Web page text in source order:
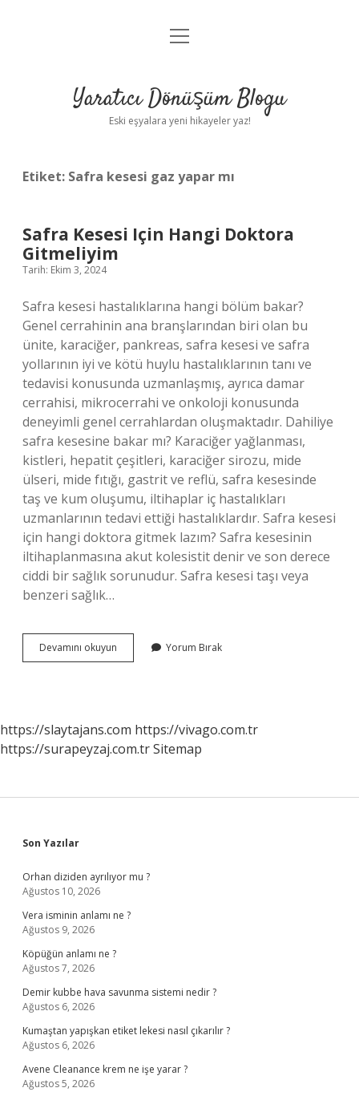
Anasayfa
Yasal Uyarı
menüyü
Yaratıcı Dönüşüm Blogu
Eski eşyalara yeni hikayeler yaz!
Etiket: Safra kesesi gaz yapar mı
Safra Kesesi Için Hangi Doktora
Gitmeliyim
Tarih: Ekim 3, 2024
Safra kesesi hastalıklarına hangi bölüm bakar?
Genel cerrahinin ana branşlarından biri olan bu
ünite, karaciğer, pankreas, safra kesesi ve safra
yollarının iyi ve kötü huylu hastalıklarının tanı ve
tedavisi konusunda uzmanlaşmış, ayrıca damar
cerrahisi, mikrocerrahi ve onkoloji konusunda
deneyimli genel cerrahlardan oluşmaktadır. Dahiliye
safra kesesine bakar mı? Karaciğer yağlanması,
kistleri, hepatit çeşitleri, karaciğer sirozu, mide
ülseri, mide fıtığı, gastrit ve reflü, safra kesesinde
taş ve kum oluşumu, iltihaplar iç hastalıkları
uzmanlarının tedavi ettiği hastalıklardır. Safra kesesi
için hangi doktora gitmek lazım? Safra kesesinin
iltihaplanmasına akut kolesistit denir ve son derece
ciddi bir sağlık sorunudur. Safra kesesi taşı veya
benzeri sağlık…
Devamını okuyun
Kesesi
Yorum Bırak
https://slaytajans.com https://vivago.com.tr
https://surapeyzaj.com.trSitemap
Sidebar
Son Yazılar
Orhan diziden ayrılıyor mu ?
Ağustos 10, 2026
Vera isminin anlamı ne ?
Ağustos 9, 2026
Köpüğün anlamı ne ?
Ağustos 7, 2026
Demir kubbe hava savunma sistemi nedir ?
Ağustos 6, 2026
Kumaştan yapışkan etiket lekesi nasıl çıkarılır ?
Ağustos 6, 2026
Avene Cleanance krem ne işe yarar ?
Ağustos 5, 2026